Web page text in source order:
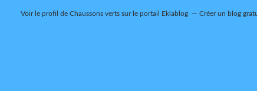
Voir le profil de Chaussons verts sur le portail Eklablog Créer un blog